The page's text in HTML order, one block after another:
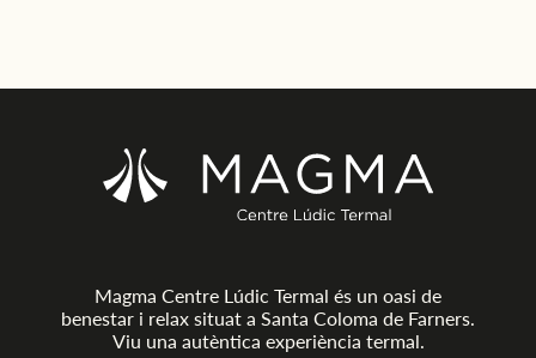
Magma Centre Lúdic Termal és un oasi de
benestar i relax situat a Santa Coloma de Farners.
Viu una autèntica experiència termal.
Veinat de Vall s/n-17430 Sta.